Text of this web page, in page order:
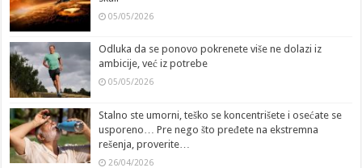
05/05/2026
Odluka da se ponovo pokrenete više ne dolazi iz
ambicije, već iz potrebe
05/05/2026
Stalno ste umorni, teško se koncentrišete i osećate se
usporeno… Pre nego što pređete na ekstremna
rešenja, proverite…
26/04/2026